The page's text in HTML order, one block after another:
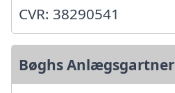
CVR: 38290541
Bøghs Anlægsgartner